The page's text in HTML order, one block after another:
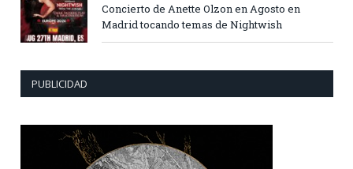
Concierto de Anette Olzon en Agosto en
Madrid tocando temas de Nightwish
PUBLICIDAD